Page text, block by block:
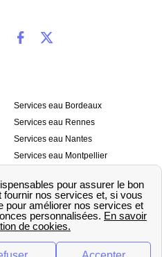
Services eau Bordeaux
Services eau Rennes
Services eau Nantes
Services eau Montpellier
Services eau Strasbourg
💧 Comparer les fournisseurs